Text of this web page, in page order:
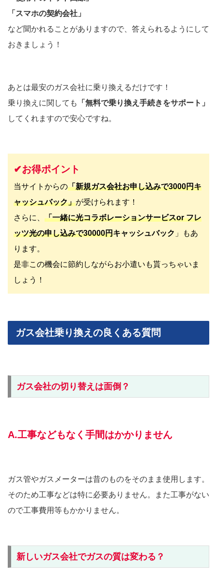
「スマホの契約会社」
など聞かれることがありますので、答えられるようにして
おきましょう！
あとは最安のガス会社に乗り換えるだけです！
乗り換えに関しても
「無料で乗り換え手続きをサポート」
してくれますので安心ですね。
✔︎お得ポイント
当サイトからの「新規ガス会社お申し込みで3000円キ
ャッシュバック」が受けられます！
さらに、 「一緒に光コラボレーションサービスor フレ
ッツ光の申し込みで30000円キャッシュバック 」もあ
ります。
是非この機会に節約しながらお小遣いも貰っちゃいま
しょう！
ガス会社乗り換えの良くある質問
ガス会社の切り替えは面倒？
A.工事などもなく手間はかかりません
ガス管やガスメーターは昔のものをそのまま使用します。
そのため工事などは特に必要ありません。また工事がない
ので工事費用等もかかりません。
新しいガス会社でガスの質は変わる？